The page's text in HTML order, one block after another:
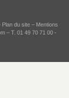
Plan du site – Mentions
– T. 01 49 70 71 00-